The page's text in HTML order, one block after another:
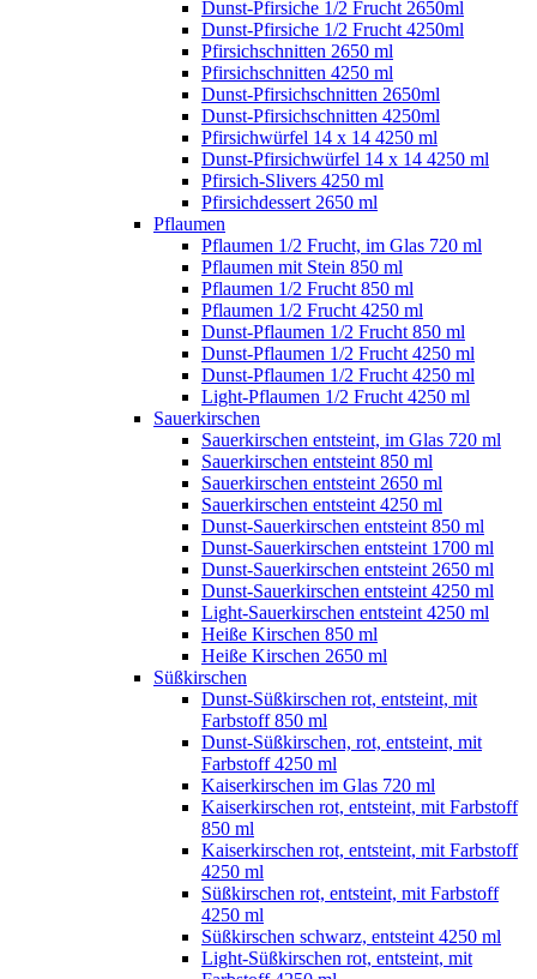
Dunst-Pfirsiche 1/2 Frucht 2650ml
Dunst-Pfirsiche 1/2 Frucht 4250ml
Pfirsichschnitten 2650 ml
Pfirsichschnitten 4250 ml
Dunst-Pfirsichschnitten 2650ml
Dunst-Pfirsichschnitten 4250ml
Pfirsichwürfel 14 x 14 4250 ml
Dunst-Pfirsichwürfel 14 x 14 4250 ml
Pfirsich-Slivers 4250 ml
Pfirsichdessert 2650 ml
Pflaumen
Pflaumen 1/2 Frucht, im Glas 720 ml
Pflaumen mit Stein 850 ml
Pflaumen 1/2 Frucht 850 ml
Pflaumen 1/2 Frucht 4250 ml
Dunst-Pflaumen 1/2 Frucht 850 ml
Dunst-Pflaumen 1/2 Frucht 4250 ml
Dunst-Pflaumen 1/2 Frucht 4250 ml
Light-Pflaumen 1/2 Frucht 4250 ml
Sauerkirschen
Sauerkirschen entsteint, im Glas 720 ml
Sauerkirschen entsteint 850 ml
Sauerkirschen entsteint 2650 ml
Sauerkirschen entsteint 4250 ml
Dunst-Sauerkirschen entsteint 850 ml
Dunst-Sauerkirschen entsteint 1700 ml
Dunst-Sauerkirschen entsteint 2650 ml
Dunst-Sauerkirschen entsteint 4250 ml
Light-Sauerkirschen entsteint 4250 ml
Heiße Kirschen 850 ml
Heiße Kirschen 2650 ml
Süßkirschen
Dunst-Süßkirschen rot, entsteint, mit
Farbstoff 850 ml
Dunst-Süßkirschen, rot, entsteint, mit
Farbstoff 4250 ml
Kaiserkirschen im Glas 720 ml
Kaiserkirschen rot, entsteint, mit Farbstoff
850 ml
Kaiserkirschen rot, entsteint, mit Farbstoff
4250 ml
Süßkirschen rot, entsteint, mit Farbstoff
4250 ml
Süßkirschen schwarz, entsteint 4250 ml
Light-Süßkirschen rot, entsteint, mit